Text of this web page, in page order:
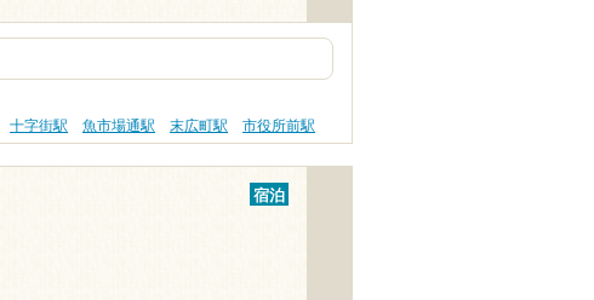
十字街駅 魚市場通駅 末広町駅 市役所前駅
宿泊